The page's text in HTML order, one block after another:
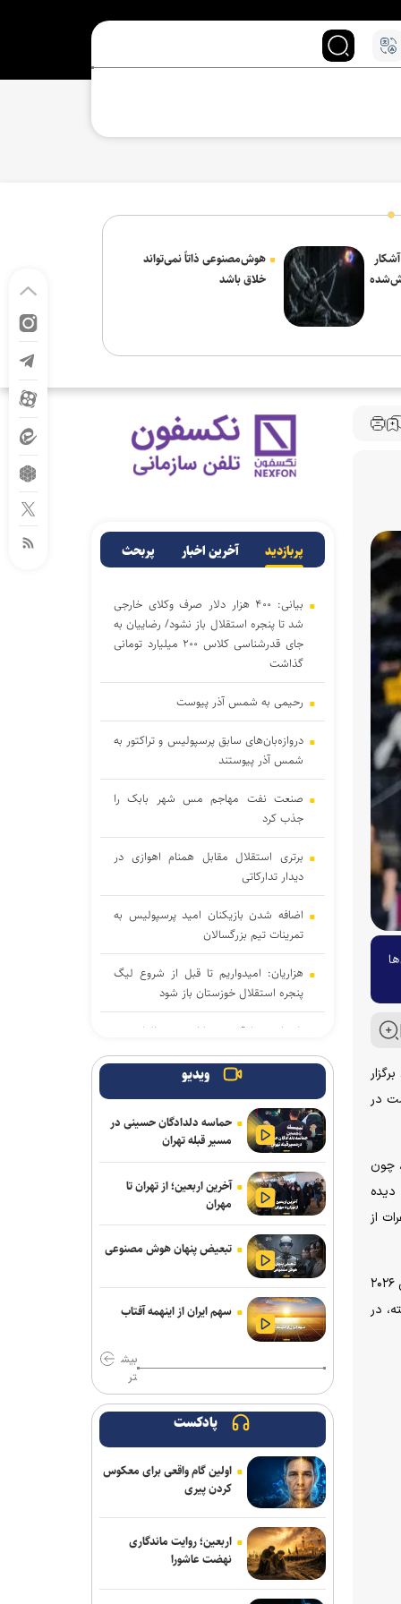
هوش‌مصنوعی ذاتاً نمی‌تواند
خلاق باشد
۲۸ تیر) در مجارستان برگزار
سوادکوهی در ۸۶ کیلوگرم قرار است در
چون
دیده
از
در کشتی فرنگی هم تیم محمد بنا با ۶ کشتی‌گیر راهی بوداپست خواهد شد، درحالیکه خودش را برای رقابت با تیم ایران در مسابقات قهرمانی ۲۰۲۶
پذیرفته، در
پربازدید آخرین اخبار پربحث
بیانی: ۴۰۰ هزار دلار صرف وکلای خارجی
شد تا پنجره استقلال باز نشود/ رضاییان به
جای قدرشناسی کلاس ۲۰۰ میلیارد تومانی
گذاشت
رحیمی به شمس آذر پیوست
دروازه‌بان‌های سابق پرسپولیس و تراکتور به
شمس آذر پیوستند
صنعت نفت مهاجم مس شهر بابک را
جذب کرد
برتری استقلال مقابل همنام اهوازی در
دیدار تدارکاتی
اضافه شدن بازیکنان امید پرسپولیس به
تمرینات تیم بزرگسالان
هزاریان: امیدواریم تا قبل از شروع لیگ
پنجره استقلال خوزستان باز شود
تاجدار و صادقی دستیاران جدید الهامی در
پیکان
دانایی دوباره خیبری شد
تناقض در بودجه باشگاه سپاهان؛ رشد ۲۵
درصدی یا کاهش چشم‌گیر بودجه فوتبال؟
فلاح به صنعت نفت پیوست
مدیرعامل پرسپولیس سفیر افتخاری
چوگان شد
مدال طلای زارعی در بلاروس/ دومین
رکوردشکنی دونده ایران در آستانه بازی‌های
باختر: انتقال قرضی بازیکن بدون ثبت
قرارداد تخلف است/ استقلال با مجازاتی
ماجرای پیشنهاد سهراب بختیاری زاده به
سردار آزمون چیست؟/ وعده پوچی که به
سرمربی استقلال داده شد
تمرینات نارنجی پوشان از هفته آینده
ویدیو
حماسه دلدادگان حسینی در
مسیر قبله تهران
آخرین اربعین؛ از تهران تا
مهران
تبعیض پنهان هوش مصنوعی
سهم ایران از اینهمه آفتاب
بیش
تر
پادکست
اولین گام واقعی برای معکوس
کردن پیری
اربعین؛ روایت ماندگاری
نهضت عاشورا